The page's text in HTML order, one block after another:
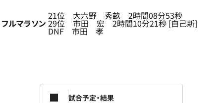
フルマラソン
21位 大六野 秀畝 2時間08分53秒
29位 市田 宏 2時間10分21秒 [自己新]
DNF 市田 孝
試合予定・結果